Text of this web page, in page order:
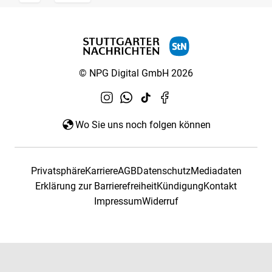
© NPG Digital GmbH 2026
Wo Sie uns noch folgen können
PrivatsphäreKarriereAGBDatenschutzMediadaten
Erklärung zur BarrierefreiheitKündigungKontakt
ImpressumWiderruf